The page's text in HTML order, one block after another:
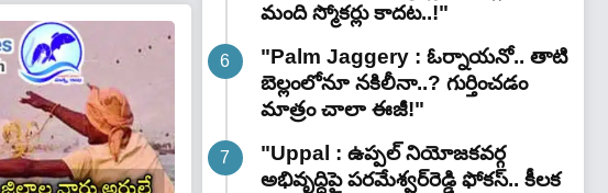
మంది స్మోకర్లు కాదట..!"
"Palm Jaggery : ఓర్నాయనో.. తాటి
బెల్లంలోనూ నకిలీనా..? గుర్తించడం
మాత్రం చాలా ఈజీ!"
"Uppal : ఉప్పల్ నియోజకవర్గ
అభివృద్ధిపై పరమేశ్వర్‌రెడ్డి ఫోకస్.. కీలక